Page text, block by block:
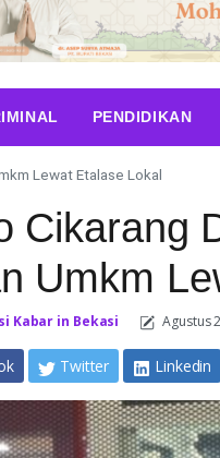
PENDIDIKAN
Lewat Etalase Lokal
Cikarang
Umkm
Kabar in Bekasi Agustus
Twitter Linkedin